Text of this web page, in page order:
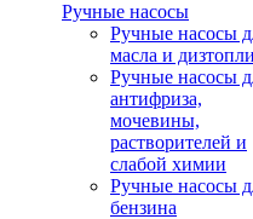
Ручные насосы
Ручные насосы
масла и
Ручные насосы
антифриза,
мочевины,
растворителей и
слабой химии
Ручные насосы
бензина